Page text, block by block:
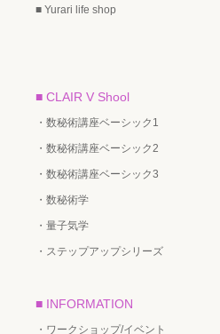
■ Yurari life shop
■ CLAIR V Shool
・数秘術講座ベーシック1
・数秘術講座ベーシック2
・数秘術講座ベーシック3
・数秘術学
・量子気学
・ステップアップシリーズ
■ INFORMATION
・ワークショップ/イベント